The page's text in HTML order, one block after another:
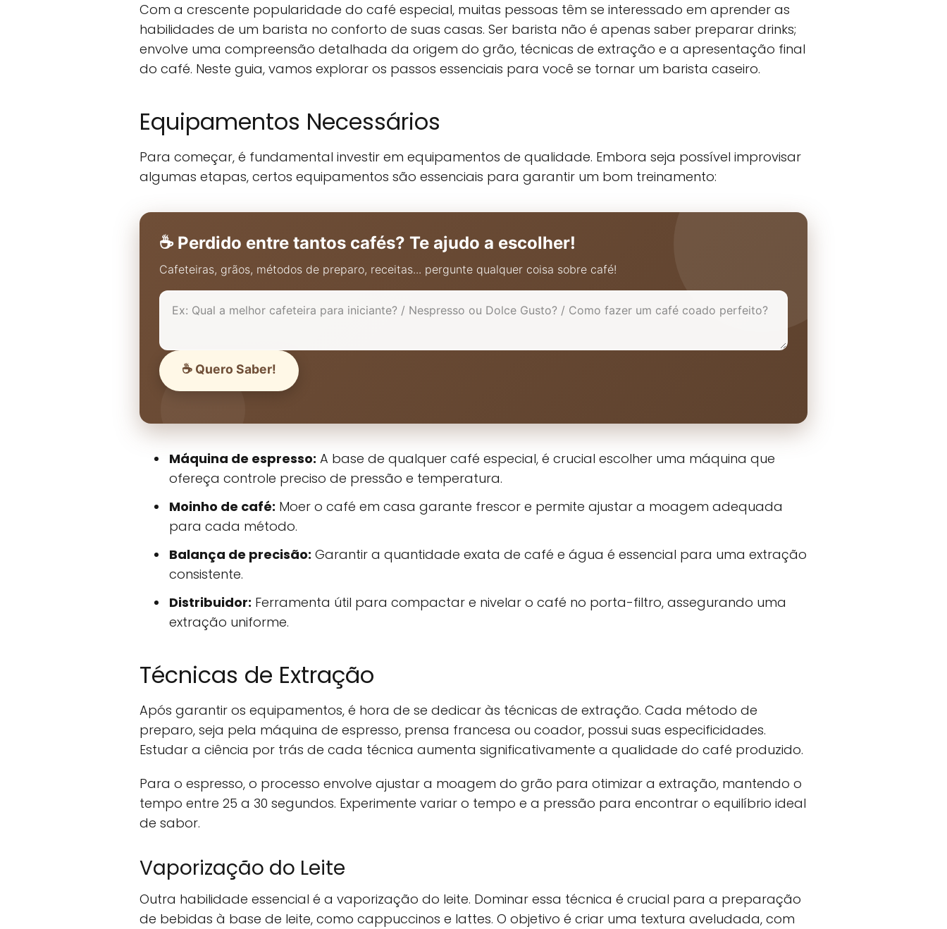
Com a crescente popularidade do café especial, muitas pessoas têm se interessado em aprender as
habilidades de um barista no conforto de suas casas. Ser barista não é apenas saber preparar drinks;
envolve uma compreensão detalhada da origem do grão, técnicas de extração e a apresentação final
do café. Neste guia, vamos explorar os passos essenciais para você se tornar um barista caseiro.
Equipamentos Necessários
Para começar, é fundamental investir em equipamentos de qualidade. Embora seja possível improvisar
algumas etapas, certos equipamentos são essenciais para garantir um bom treinamento:
☕ Perdido entre tantos cafés? Te ajudo a escolher!
Cafeteiras, grãos, métodos de preparo, receitas... pergunte qualquer coisa sobre café!
☕ Quero Saber!
Máquina de espresso: A base de qualquer café especial, é crucial escolher uma máquina que
ofereça controle preciso de pressão e temperatura.
Moinho de café: Moer o café em casa garante frescor e permite ajustar a moagem adequada
para cada método.
Balança de precisão: Garantir a quantidade exata de café e água é essencial para uma extração
consistente.
Distribuidor: Ferramenta útil para compactar e nivelar o café no porta-filtro, assegurando uma
extração uniforme.
Técnicas de Extração
Após garantir os equipamentos, é hora de se dedicar às técnicas de extração. Cada método de
preparo, seja pela máquina de espresso, prensa francesa ou coador, possui suas especificidades.
Estudar a ciência por trás de cada técnica aumenta significativamente a qualidade do café produzido.
Para o espresso, o processo envolve ajustar a moagem do grão para otimizar a extração, mantendo o
tempo entre 25 a 30 segundos. Experimente variar o tempo e a pressão para encontrar o equilíbrio ideal
de sabor.
Vaporização do Leite
Outra habilidade essencial é a vaporização do leite. Dominar essa técnica é crucial para a preparação
de bebidas à base de leite, como cappuccinos e lattes. O objetivo é criar uma textura aveludada, com